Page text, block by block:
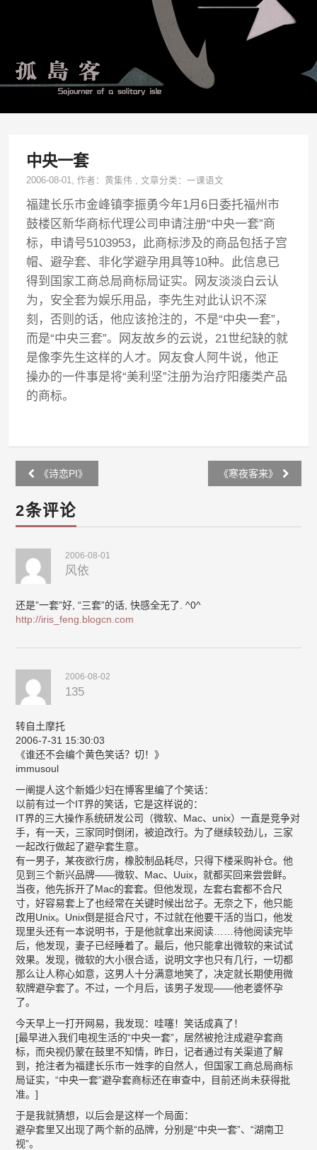
中央一套
2006-08-01, 作者：黄集伟 ,文章分类：一课语文
福建长乐市金峰镇李振勇今年1月6日委托福州市
鼓楼区新华商标代理公司申请注册“中央一套”商
标，申请号5103953，此商标涉及的商品包括子宫
帽、避孕套、非化学避孕用具等10种。此信息已
得到国家工商总局商标局证实。网友淡淡白云认
为，安全套为娱乐用品，李先生对此认识不深
刻，否则的话，他应该抢注的，不是“中央一套”，
而是“中央三套”。网友故乡的云说，21世纪缺的就
是像李先生这样的人才。网友食人阿牛说，他正
操办的一件事是将“美利坚”注册为治疗阳痿类产品
的商标。
Post
navigation
《诗恋PI》 《寒夜客来》
2条评论
2006-08-01
风依
还是”一套”好, “三套”的话, 快感全无了. ^0^
http://iris_feng.blogcn.com
2006-08-02
135
转自土摩托
2006-7-31 15:30:03
《谁还不会编个黄色笑话？切！》
immusoul
一阐提人这个新婚少妇在博客里编了个笑话：
以前有过一个IT界的笑话，它是这样说的：
IT界的三大操作系统研发公司（微软、Mac、unix）一直是竞争对
手，有一天，三家同时倒闭，被迫改行。为了继续较劲儿，三家
一起改行做起了避孕套生意。
有一男子，某夜欲行房，橡胶制品耗尽，只得下楼采购补仓。他
见到三个新兴品牌——微软、Mac、Uuix，就都买回来尝尝鲜。
当夜，他先拆开了Mac的套套。但他发现，左套右套都不合尺
寸，好容易套上了也经常在关键时候出岔子。无奈之下，他只能
改用Unix。Unix倒是挺合尺寸，不过就在他要干活的当口，他发
现里头还有一本说明书，于是他就拿出来阅读……待他阅读完毕
后，他发现，妻子已经睡着了。最后，他只能拿出微软的来试试
效果。发现，微软的大小很合适，说明文字也只有几行，一切都
那么让人称心如意，这男人十分满意地笑了，决定就长期使用微
软牌避孕套了。不过，一个月后，该男子发现——他老婆怀孕
了。
今天早上一打开网易，我发现：哇噻！笑话成真了！
[最早进入我们电视生活的“中央一套”，居然被抢注成避孕套商
标，而央视仍蒙在鼓里不知情，昨日，记者通过有关渠道了解
到，抢注者为福建长乐市一姓李的自然人，但国家工商总局商标
局证实，“中央一套”避孕套商标还在审查中，目前还尚未获得批
准。]
于是我就猜想，以后会是这样一个局面：
避孕套里又出现了两个新的品牌，分别是“中央一套”、“湖南卫
视”。